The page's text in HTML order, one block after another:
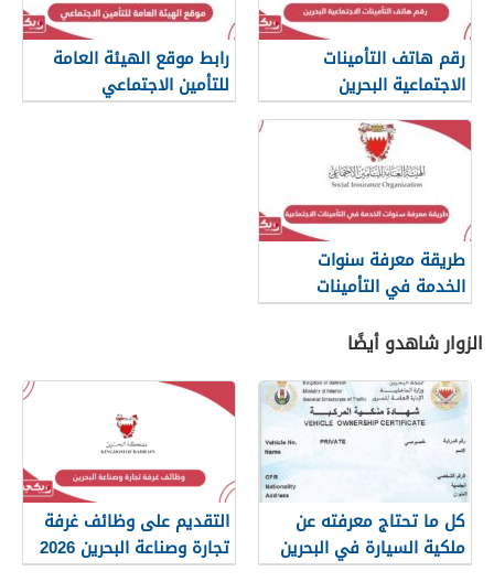
رقم هاتف التأمينات
الاجتماعية البحرين
رابط موقع الهيئة العامة
للتأمين الاجتماعي
sio.gov.bh
طريقة معرفة سنوات
الخدمة في التأمينات
الاجتماعية البحرين
الزوار شاهدو أيضًا
كل ما تحتاج معرفته عن
ملكية السيارة في البحرين
التقديم على وظائف غرفة
تجارة وصناعة البحرين 2026